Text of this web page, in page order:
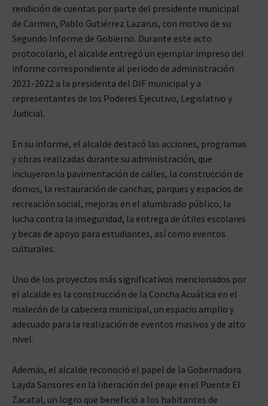
rendición de cuentas por parte del presidente municipal
de Carmen, Pablo Gutiérrez Lazarus, con motivo de su
Segundo Informe de Gobierno. Durante este acto
protocolario, el alcalde entregó un ejemplar impreso del
informe correspondiente al periodo de administración
2021-2022 a la presidenta del DIF municipal y a
representantes de los Poderes Ejecutivo, Legislativo y
Judicial.
En su informe, el alcalde destacó las acciones, programas
y obras realizadas durante su administración, que
incluyeron la pavimentación de calles, la construcción de
domos, la restauración de canchas, parques y espacios de
recreación social, mejoras en el alumbrado público, la
lucha contra la inseguridad, la entrega de útiles escolares
y becas de apoyo para estudiantes, así como eventos
culturales.
Uno de los proyectos más significativos mencionados por
el alcalde es la construcción de la Concha Acuática en el
malecón de la cabecera municipal, un espacio amplio y
adecuado para la realización de eventos masivos y de alto
nivel.
Además, el alcalde reconoció el papel de la Gobernadora
Layda Sansores en la liberación del peaje en el Puente El
Zacatal, un logro que benefició a los habitantes de